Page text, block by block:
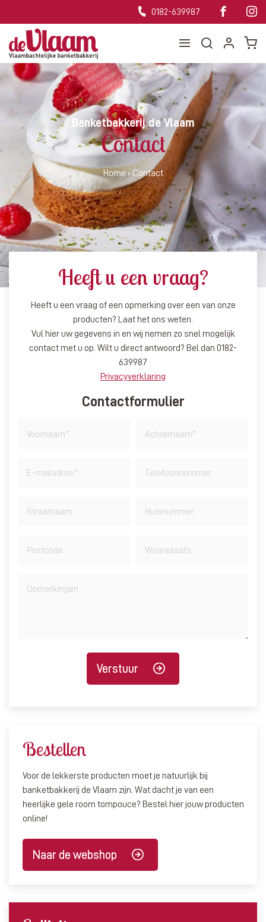
0182-639987
Banketbakkerij de Vlaam
Contact
Home › Contact
Heeft u een vraag?
Heeft u een vraag of een opmerking over een van onze
producten? Laat het ons weten.
Vul hier uw gegevens in en wij nemen zo snel mogelijk
contact met u op. Wilt u direct antwoord? Bel dan 0182-
639987
Privacyverklaring
Contactformulier
Verstuur
Bestellen
Voor de lekkerste producten moet je natuurlijk bij
banketbakkerij de Vlaam zijn. Wat dacht je van een
heerlijke gele room tompouce? Bestel hier jouw producten
online!
Naar de webshop